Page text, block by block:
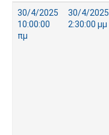
30/4/2025
10:00:00
πμ
30/4/2025
2:30:00 μμ